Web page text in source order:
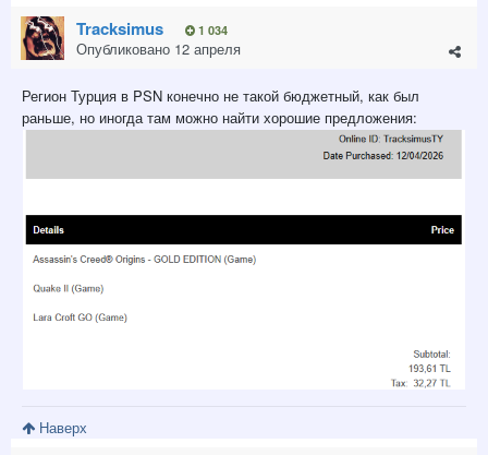
Tracksimus 1 034
Опубликовано 12 апреля
Регион Турция в PSN конечно не такой бюджетный, как был
раньше, но иногда там можно найти хорошие предложения:
Наверх